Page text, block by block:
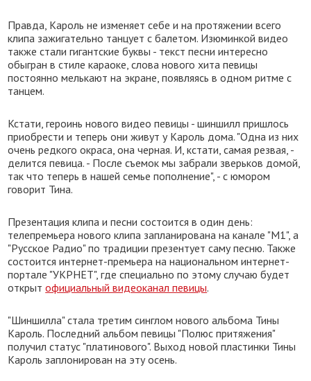
Правда, Кароль не изменяет себе и на протяжении всего
клипа зажигательно танцует с балетом. Изюминкой видео
также стали гигантские буквы - текст песни интересно
обыгран в стиле караоке, слова нового хита певицы
постоянно мелькают на экране, появляясь в одном ритме с
танцем.
Кстати, героинь нового видео певицы - шиншилл пришлось
приобрести и теперь они живут у Кароль дома. "Одна из них
очень редкого окраса, она черная. И, кстати, самая резвая, -
делится певица. - После съемок мы забрали зверьков домой,
так что теперь в нашей семье пополнение", - с юмором
говорит Тина.
Презентация клипа и песни состоится в один день:
телепремьера нового клипа запланирована на канале "М1", а
"Русское Радио" по традиции презентует саму песню. Также
состоится интернет-премьера на национальном интернет-
портале "УКРНЕТ", где специально по этому случаю будет
открытофициальный видеоканал певицы.
"Шиншилла" стала третим синглом нового альбома Тины
Кароль. Последний альбом певицы "Полюс притяжения"
получил статус "платинового". Выход новой пластинки Тины
Кароль заплонирован на эту осень.